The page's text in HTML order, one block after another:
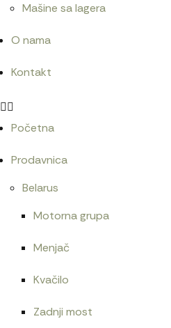
Mašine sa lagera
O nama
Kontakt
Početna
Prodavnica
Belarus
Motorna grupa
Menjač
Kvačilo
Zadnji most
Bruder Mercedes Benz
7.800
3.000